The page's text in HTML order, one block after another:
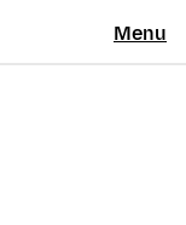
Menu